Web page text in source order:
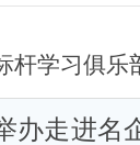
杆学习俱
办走进名